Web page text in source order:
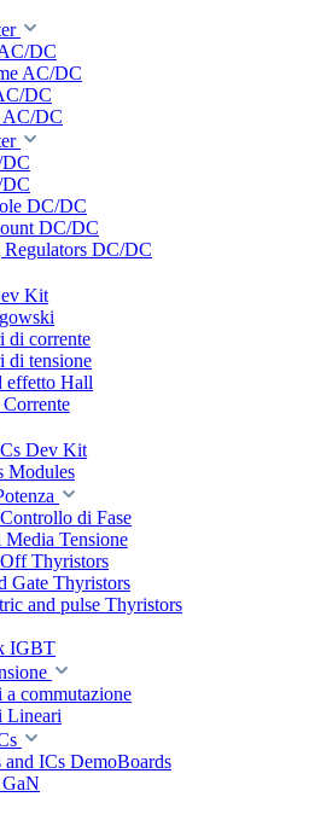
DC
AC/DC
DC
AC/DC
DC/DC
DC/DC
DC/DC
Kit
di corrente
di tensione
effetto Hall
Dev Kit
Modules
di Fase
Tensione
Thyristors
Gate Thyristors
and pulse Thyristors
IGBT
a commutazione
Lineari
and ICs DemoBoards